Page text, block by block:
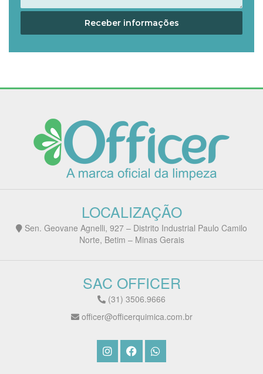
LOCALIZAÇÃO
Sen. Geovane Agnelli, 927 – Distrito Industrial Paulo Camilo
Norte, Betim – Minas Gerais
SAC OFFICER
(31) 3506.9666
officer@officerquimica.com.br